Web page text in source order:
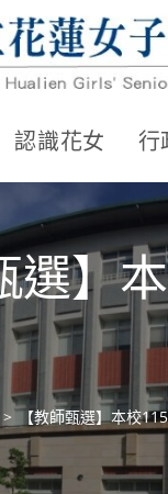
認識花女 行
選】
> 【教師甄選】本校